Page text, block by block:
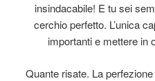
insindacabile! E tu sei
cerchio perfetto. L’unica
importanti e mettere
Quante risate. La